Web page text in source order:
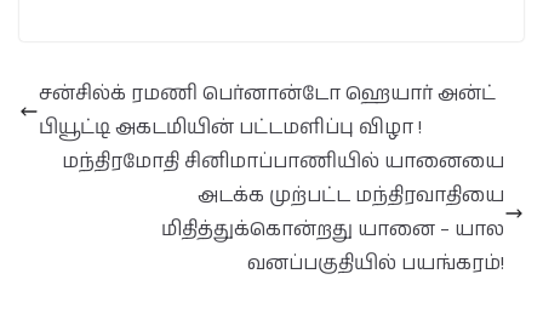
சன்சில்க் ரமணி பெர்னான்டோ ஹெயார் அன்ட்
பியூட்டி அகடமியின் பட்டமளிப்பு விழா !
மந்திரமோதி சினிமாப்பாணியில் யானையை
அடக்க முற்பட்ட மந்திரவாதியை
மிதித்துக்கொன்றது யானை – யால
வனப்பகுதியில் பயங்கரம்!